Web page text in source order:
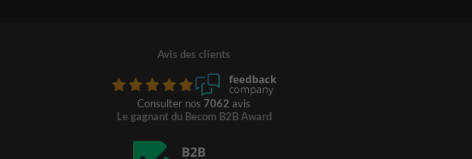
Avis des clients
Consulter nos 7062 avis
Le gagnant du Becom B2B Award